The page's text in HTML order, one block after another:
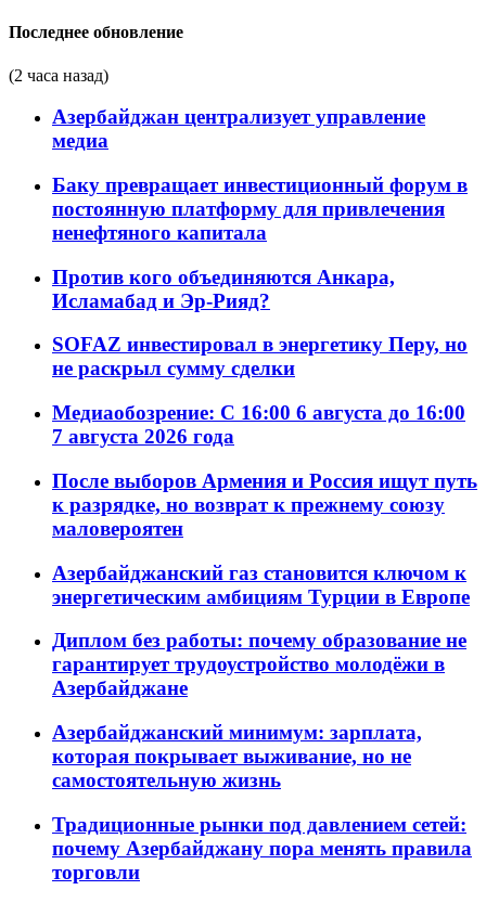
Последнее обновление
(2 часа назад)
Азербайджан централизует управление
медиа
Баку превращает инвестиционный форум в
постоянную платформу для привлечения
ненефтяного капитала
Против кого объединяются Анкара,
Исламабад и Эр-Рияд?
SOFAZ инвестировал в энергетику Перу, но
не раскрыл сумму сделки
Медиаобозрение: С 16:00 6 августа до 16:00
7 августа 2026 года
После выборов Армения и Россия ищут путь
к разрядке, но возврат к прежнему союзу
маловероятен
Азербайджанский газ становится ключом к
энергетическим амбициям Турции в Европе
Диплом без работы: почему образование не
гарантирует трудоустройство молодёжи в
Азербайджане
Азербайджанский минимум: зарплата,
которая покрывает выживание, но не
самостоятельную жизнь
Традиционные рынки под давлением сетей:
почему Азербайджану пора менять правила
торговли